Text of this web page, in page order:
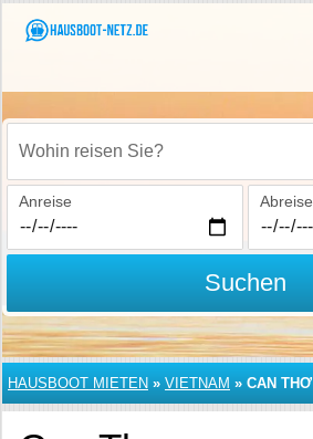
Wohin reisen Sie?
Anreise Abreise
Suchen
HAUSBOOT MIETEN » VIETNAM » CAN THƠ